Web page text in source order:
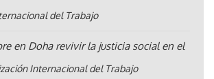
del Trabajo
en Doha revivir la justicia social en el
Internacional del Trabajo